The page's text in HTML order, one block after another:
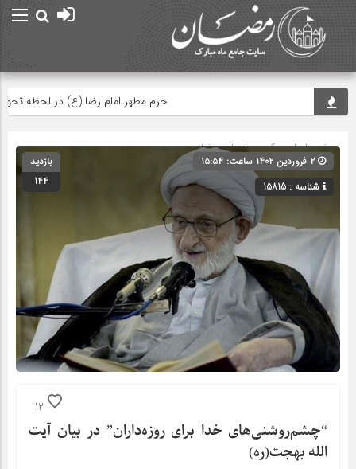
حرم مطهر امام رضا (ع) در لحظه تحویل
صفحه اصلی» گروه »اعمال رمضان
شناسه : 15815
بازدید
144
12
“چشم‌روشنی‌های خدا برای روزه‌داران” در بیان آیت
الله بهجت(ره)